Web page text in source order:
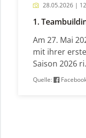
28.05.2026 |
1.
Am 27. Mai
mit ihrer
Saison 2026
Quelle: